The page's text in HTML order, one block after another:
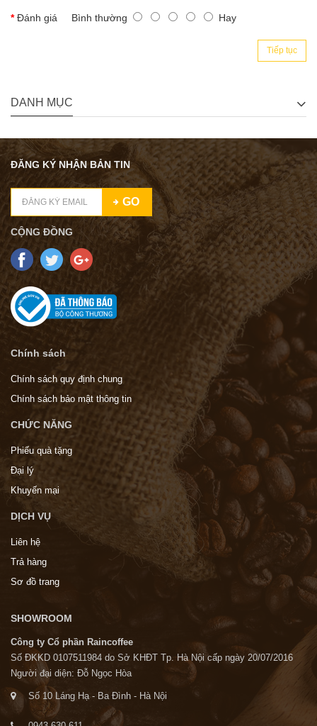
Đánh giá Bình thường Hay
Tiếp tục
DANH MỤC
ĐĂNG KÝ NHẬN BẢN TIN
GO
CỘNG ĐỒNG
Chính sách
Chính sách quy định chung
Chính sách bảo mật thông tin
CHỨC NĂNG
Phiếu quà tặng
Đại lý
Khuyến mại
DỊCH VỤ
Liên hệ
Trả hàng
Sơ đồ trang
SHOWROOM
Công ty Cổ phần Raincoffee
Số ĐKKD 0107511984 do Sở KHĐT Tp. Hà Nội cấp ngày 20/07/2016
Người đại diện: Đỗ Ngọc Hòa
Số 10 Láng Hạ - Ba Đình - Hà Nội